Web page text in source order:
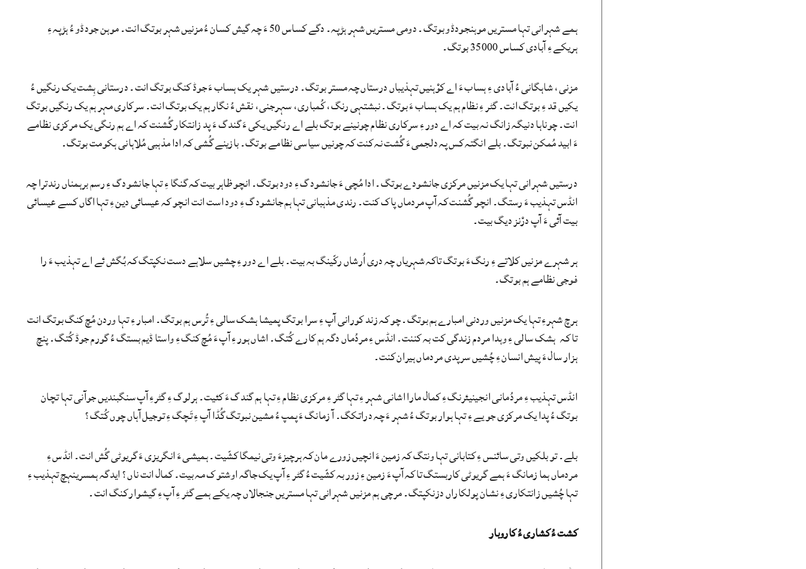
ہمے شہرانی تہا مستریں موہنجودڈو بوتگ۔ دومی مستریں شہر ہڑپہ۔ دگے کساس 50 ءَ چہ گیش کسان ءُ مزنیں شہر بوتگ انت۔ موہن جودڈو ءُ ہڑپہ ءِ
ہریکے ءِ آبادی کساس 35000 بوتگ۔
مزنی، شاہگانی ءُ آبادی ءِ ہساب ءَ اے کوْہنیں تہذیباں درستاں چہ مستر بوتگ۔ درستیں شہر یک ہساب ءَ جوڈ کنگ بوتگ انت۔ درستانی ہِشت یک رنگیں ءُ
یکیں قد ءِ بوتگ انت۔ گٹر ءِ نظام ہم یک ہساب ءَ بوتگ۔ نبشتہی رنگ، کُمباری، سہرجنی، نقش ءُ نگار ہم یک بوتگ انت۔ سرکاری مہر ہم یک رنگیں بوتگ
انت۔ چوناہا دنیگہ زانگ نہ بیت کہ اے دور ءِ سرکاری نظام چونینے بوتگ بلے اے رنگیں یکی ءَ گندگ ءَ پد زانتکار گُشنت کہ اے ہم رنگی یک مرکزی نظامے
ءَ ابید مُمکن نبوتگ۔ بلے انگتہ کس پہ دلجمی ءَ گُشت نہ کنت کہ چونیں سیاسی نظامے بوتگ۔ بازینے گُشی کہ ادا مذہبی مُلاہانی ہکومت بوتگ۔
درستیں شہرانی تہا یک مزنیں مرکزی جانشودے بوتگ۔ ادا مُچی ءَ جانشودگ ءِ دود بوتگ۔ انچو ظاہر بیت کہ گنگا ءِ تہا جانشودگ ءِ رسم برہمناں رندترا چہ
انڈس تہذیب ءَ رستگ۔ انچو گُشنت کہ آپ مردماں پاک کنت۔ رندی مذہبانی تہا ہم جانشودگ ءِ دود است انت انچو کہ عیسائی دین ءِ تہا اگاں کسے عیسائی
بیت آئی ءَ آپ درْنز دیگ بیت۔
ہر شہرے مزنیں کلاتے ءِ رنگ ءَ بوتگ تاکہ شہریاں چہ دری اُرشاں رکّینگ بہ بیت۔ بلے اے دور ءِ چشیں سلاہے دست نکپتگ کہ بُگش ئے اے تہذیب ءَ را
فوجی نظامے ہم بوتگ۔
ہرچ شہرءِ تہا یک مزنیں وردنی امبارے ہم بوتگ۔ چو کہ زند کورانی آپ ءِ سرا بوتگ پمیشا ہشک سالی ءِ تُرس ہم بوتگ۔ امبار ءِ تہا وردن مُچ کنگ بوتگ انت
تا کہ ہشک سالی ءِ وہدا مردم زندگی کت بہ کننت۔ انڈس ءِ مردُماں دگہ ہم کارے کُتگ۔ اشاں ہور ءِ آپ ءَ مُچ کنگ ءِ واستا ڈیم بستگ ءُ گورم جوڈ کُتگ۔ پنچ
ہزار سال ءَ پیش انسان ءِ چُشیں سرپدی مردماں ہیران کنت۔
انڈس تہذیب ءِ مردُمانی انجینیئرنگ ءِ کمال مارا اشانی شہر ءِ تہا گٹر ءِ مرکزی نظام ءِ تہا ہم گندگ ءَ کئیت۔ ہرلوگ ءِ گٹرءِ آپ سنگبندیں جوآنی تہا تچان
بوتگ ءُ پدا یک مرکزی جو یے ءِ تہا ہوار بوتگ ءُ شہر ءَ چہ دراتکگ۔ آ زمانگ ءَ پمپ ءُ مشین نبوتگ گُڈا آپ ءِ تَچگ ءِ توجیل آہاں چوں کُتگ؟
بلے۔ تو بلکیں وتی سائنس ءِ کتابانی تہا ونتگ کہ زمین ءَ انچیں زورے مان کہ ہرچیزءَ وتی نیمگا کشّیت۔ ہمیشی ءَ انگریزی ءَ گریوٹی گُش انت۔ انڈس ءِ
مردماں ہما زمانگ ءَ ہمے گریوٹی کاربستگ تا کہ آپ ءَ زمین ءِ زور بہ کشّیت ءُ گٹر ءِ آپ یک جاگہ اوشتوک مہ بیت۔ کمال انت ناں؟ ایدگہ ہمسریںہچ تہذیب ءِ
تہا چُشیں زانتکاری ءِ نشان پولکاراں دزنکپتگ۔ مرچی ہم مزنیں شہرانی تہا مستریں جنجالاں چہ یکے ہمے گٹر ءِ آپ ءِ گیشوار کنگ انت۔
کشت ءُ کشاری ءُ کاروبار